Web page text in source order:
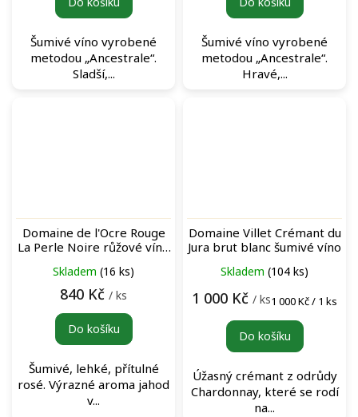
Šumivé víno vyrobené
metodou „Ancestrale“.
Sladší,...
Šumivé víno vyrobené
metodou „Ancestrale“.
Hravé,...
Domaine de l'Ocre Rouge
La Perle Noire růžové víno
Skladem (16 ks)
840 Kč / ks
Do košíku
Šumivé, lehké, přítulné
rosé. Výrazné aroma jahod
v...
Domaine Villet Crémant du
Jura brut blanc šumivé víno
Skladem (104 ks)
1 000 Kč / ksMěrná
1 000 Kč / 1 ks
Do košíku
Úžasný crémant z odrůdy
Chardonnay, které se rodí
na...